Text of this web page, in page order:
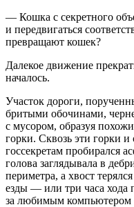
— Кошка с секретного
и передвигаться
превращают кошек?
Далекое движение
началось.
Участок дороги,
бритыми обочинами,
с мусором, образуя
горки. Сквозь эти горки
госсекретам пробирался
голова заглядывала в
периметра, а хвост
езды — или три часа
за любимым компьютером